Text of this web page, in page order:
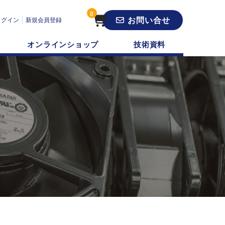
イン 新規会員登録
0
お問い合せ
オンラインショップ 技術資料